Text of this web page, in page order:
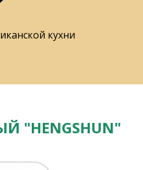
кухни
"HENGSHUN"